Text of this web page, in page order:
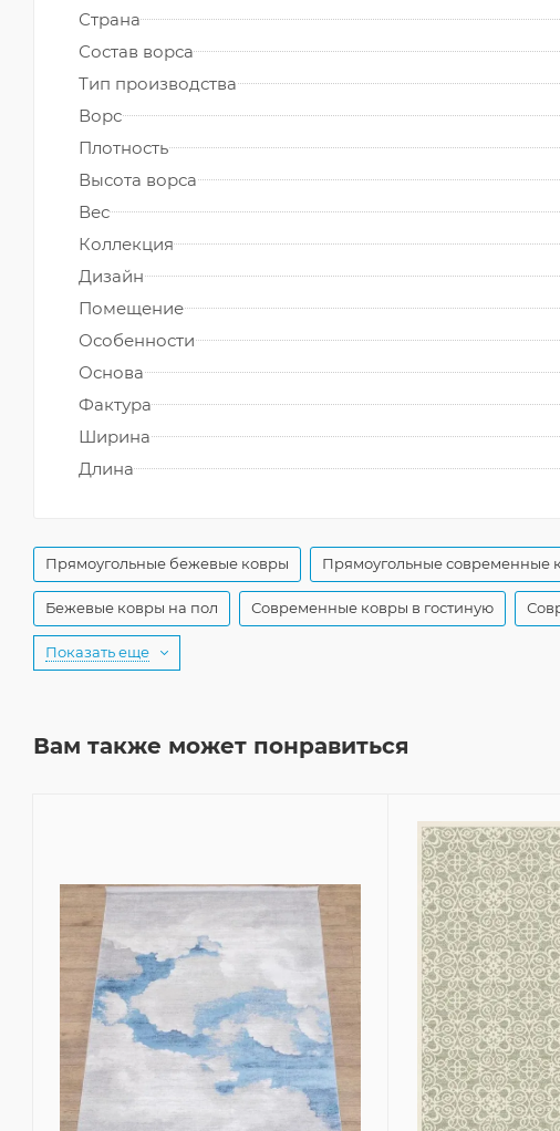
Страна
Состав ворса
Тип производства
Ворс
Плотность
Высота ворса
Вес
Коллекция
Дизайн
Помещение
Особенности
Основа
Фактура
Ширина
Длина
Прямоугольные бежевые ковры Прямоугольные современные
Бежевые ковры на пол Современные ковры в гостиную
Показать еще
Вам также может понравиться